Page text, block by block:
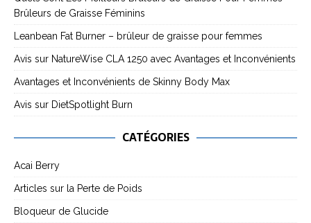
Brûleurs de Graisse Féminins
Leanbean Fat Burner – brûleur de graisse pour femmes
Avis sur NatureWise CLA 1250 avec Avantages et Inconvénients
Avantages et Inconvénients de Skinny Body Max
Avis sur DietSpotlight Burn
CATÉGORIES
Acai Berry
Articles sur la Perte de Poids
Bloqueur de Glucide